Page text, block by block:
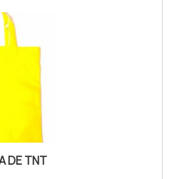
sacolas que
a demanda de
as dimensões
de 45 x 38 x 18
DE TNT